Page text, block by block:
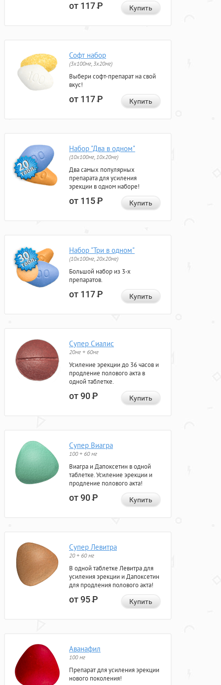
от 117Р Купить
Софт набор
(3x100мг, 3x20мг)
Выбери софт-препарат на свой
вкус!
от 117Р Купить
Набор "Два в одном"
(10x100мг, 10x20мг)
Два самых популярных
препарата для усиления
эрекции в одном наборе!
от 115Р Купить
Набор "Три в одном"
(10x100мг, 20x20мг)
Большой набор из 3-х
препаратов.
от 117Р Купить
Супер Сиалис
20мг + 60мг
Усиление эрекции до 36 часов и
продление полового акта в
одной таблетке.
от 90Р Купить
Супер Виагра
100 + 60 мг
Виагра и Дапоксетин в одной
таблетке. Усиление эрекции и
продление полового акта!
от 90Р Купить
Супер Левитра
20 + 60 мг
В одной таблетке Левитра для
усиления эрекции и Дапоксетин
для продления полового акта!
от 95Р Купить
Аванафил
100 мг
Препарат для усиления эрекции
нового поколения!